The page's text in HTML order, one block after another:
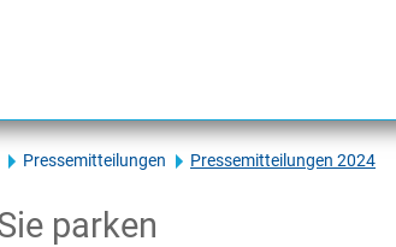
Pressemitteilungen Pressemitteilungen 2024
parken